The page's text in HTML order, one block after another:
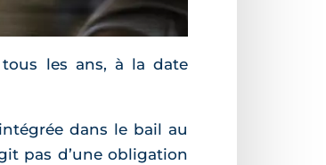
les ans, à la date
dans le bail au
pas d’une obligation